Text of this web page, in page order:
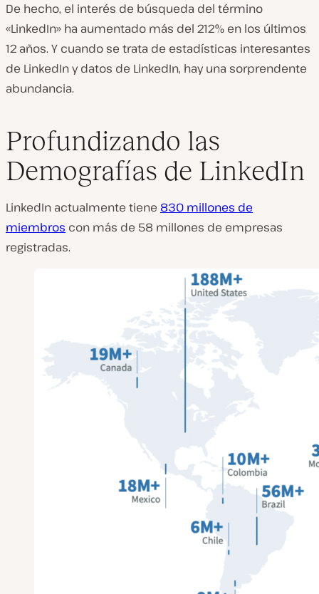
De hecho, el interés de búsqueda del término
«LinkedIn» ha aumentado más del 212% en los últimos
12 años. Y cuando se trata de estadísticas interesantes
de LinkedIn y datos de LinkedIn, hay una sorprendente
abundancia.
Profundizando las
Demografías de LinkedIn
LinkedIn actualmente tiene 830 millones de
miembros con más de 58 millones de empresas
registradas.